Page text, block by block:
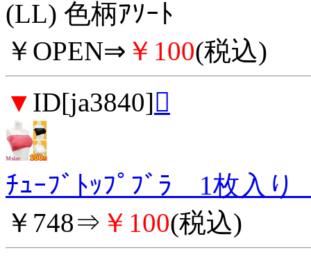
(LL) 色柄ｱｿｰﾄ
￥OPEN⇒ ￥100(税込)
▼ ID[ja3840]
ﾁｭｰﾌﾞﾄｯﾌﾟﾌﾞﾗ 1枚入
￥748⇒ ￥100(税込)